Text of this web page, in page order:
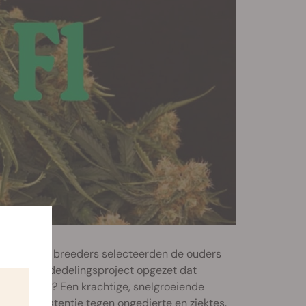
Onze breeders selecteerden de ouders
verdedelingsproject opgezet dat
resultaat? Een krachtige, snelgroeiende
resistentie tegen ongedierte en ziektes.